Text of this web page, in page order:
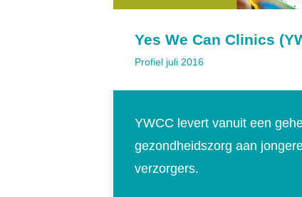
Yes We Can Clinics
Profiel juli 2016
YWCC levert vanuit een
gezondheidszorg aan
verzorgers.